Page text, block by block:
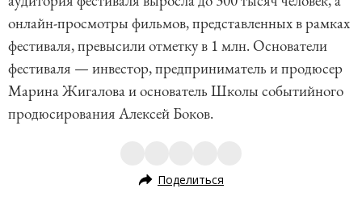
онлайн-просмотры фильмов, представленных в рамках
фестиваля, превысили отметку в 1 млн. Основатели
фестиваля — инвестор, предприниматель и продюсер
Марина Жигалова и основатель Школы событийного
продюсирования Алексей Боков.
Поделиться